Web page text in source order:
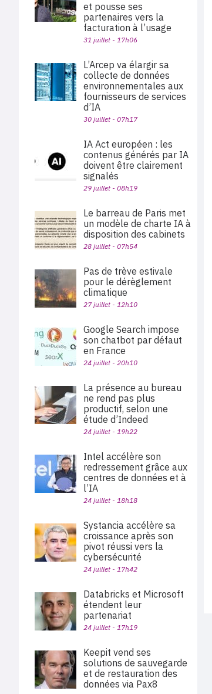
et pousse ses
partenaires vers la
facturation à l’usage
31 juillet - 17h06
L’Arcep va élargir sa
collecte de données
environnementales aux
fournisseurs de services
d’IA
30 juillet - 07h17
IA Act européen : les
contenus générés par IA
doivent être clairement
signalés
29 juillet - 08h19
Le barreau de Paris met
un modèle de charte IA à
disposition des cabinets
28 juillet - 07h54
Pas de trève estivale
pour le dérèglement
climatique
27 juillet - 12h10
Google Search impose
son chatbot par défaut
en France
24 juillet - 20h10
La présence au bureau
ne rend pas plus
productif, selon une
étude d’Indeed
24 juillet - 19h22
Intel accélère son
redressement grâce aux
centres de données et à
l’IA
24 juillet - 18h18
Systancia accélère sa
croissance après son
pivot réussi vers la
cybersécurité
24 juillet - 17h42
Databricks et Microsoft
étendent leur
partenariat
24 juillet - 17h19
Keepit vend ses
solutions de sauvegarde
et de restauration des
données via Pax8